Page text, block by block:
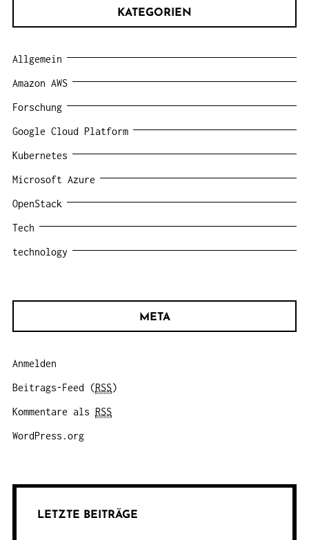
KATEGORIEN
Allgemein
Amazon AWS
Forschung
Google Cloud Platform
Kubernetes
Microsoft Azure
OpenStack
Tech
technology
META
Anmelden
Beitrags-Feed (RSS)
Kommentare als RSS
WordPress.org
LETZTE BEITRÄGE